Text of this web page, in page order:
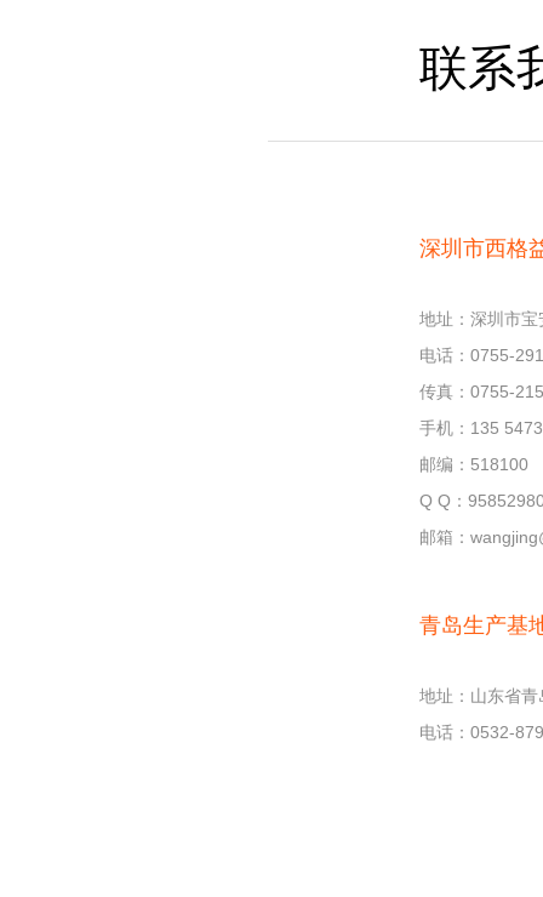
联系
深圳市西格
地址：深圳市
电话：0755-
传真：0755-
手机：135
邮编：518100
Q Q：
邮箱：
青岛生产基
地址：山东省
电话：0532-